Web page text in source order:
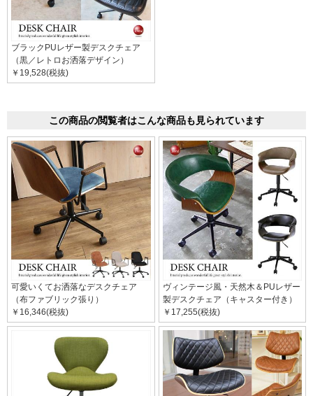
ブラックPUレザー製デスクチェア
（黒／レトロお洒落デザイン）
￥19,528(税抜)
この商品の閲覧者はこんな商品も見られています
可愛いくてお洒落なデスクチェア
（布ファブリック張り）
￥16,346(税抜)
ヴィンテージ風・天然木＆PUレザー
製デスクチェア（キャスター付き）
￥17,255(税抜)